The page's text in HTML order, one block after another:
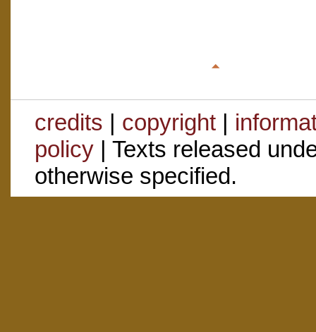
credits | copyright|
policy| Texts released
otherwise specified.